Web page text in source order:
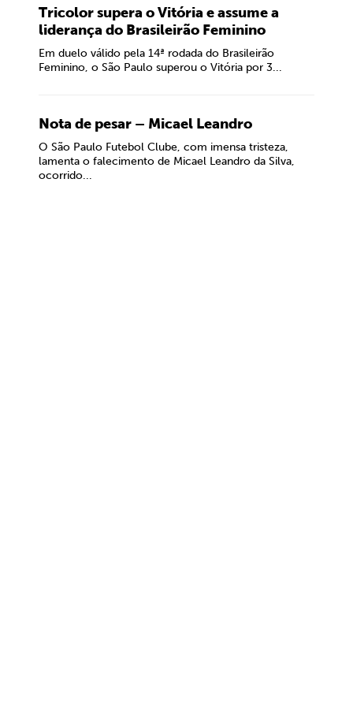
Tricolor supera o Vitória e assume a
liderança do Brasileirão Feminino
Em duelo válido pela 14ª rodada do Brasileirão
Feminino, o São Paulo superou o Vitória por 3...
Nota de pesar – Micael Leandro
O São Paulo Futebol Clube, com imensa tristeza,
lamenta o falecimento de Micael Leandro da Silva,
ocorrido...